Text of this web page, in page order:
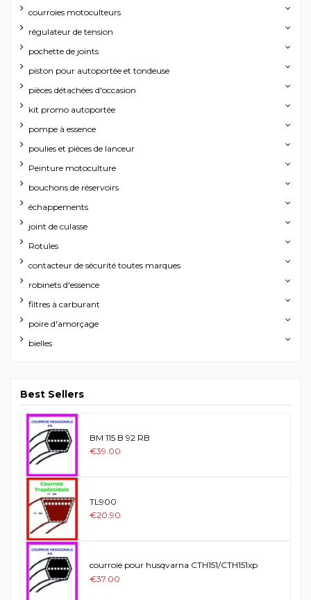
courroies motoculteurs
régulateur de tension
pochette de joints
piston pour autoportée et tondeuse
pièces détachées d'occasion
kit promo autoportée
pompe à essence
poulies et pièces de lanceur
Peinture motoculture
bouchons de réservoirs
échappements
joint de culasse
Rotules
contacteur de sécurité toutes marques
robinets d'essence
filtres à carburant
poire d'amorçage
bielles
Best Sellers
BM 115 B 92 RB
€39.00
TL900
€20.90
courroie pour husqvarna CTH151/CTH151xp
€37.00